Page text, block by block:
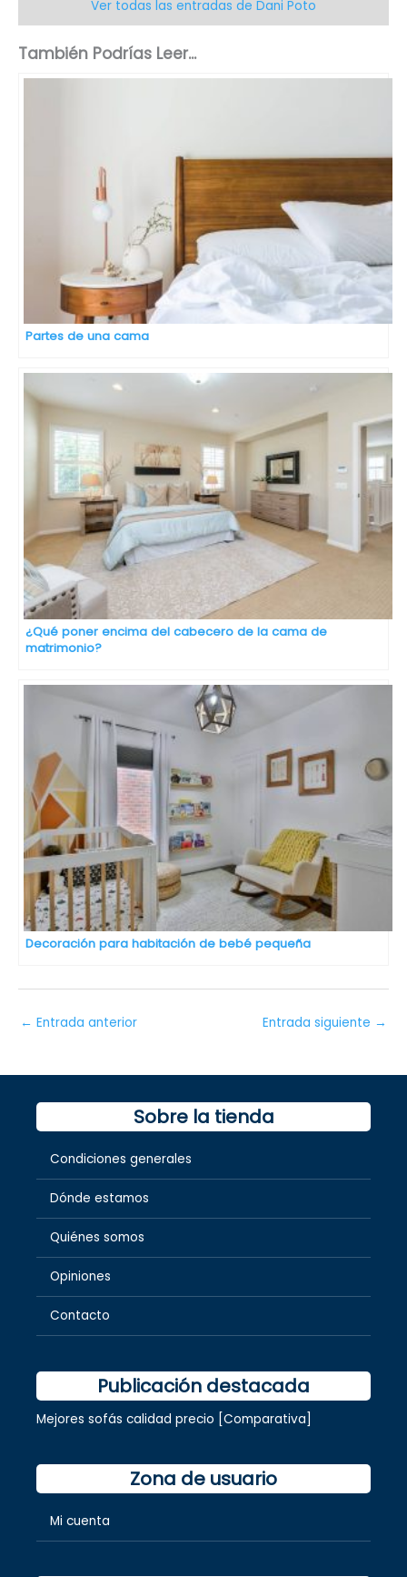
Ver todas las entradas de Dani Poto
También Podrías Leer...
Partes de una cama
¿Qué poner encima del cabecero de la cama de
matrimonio?
Decoración para habitación de bebé pequeña
← Entrada anterior Entrada siguiente →
Sobre la tienda
Condiciones generales
Dónde estamos
Quiénes somos
Opiniones
Contacto
Publicación destacada
Mejores sofás calidad precio [Comparativa]
Zona de usuario
Mi cuenta